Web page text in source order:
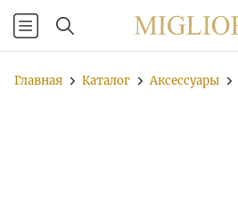
Главная Каталог Аксессуары